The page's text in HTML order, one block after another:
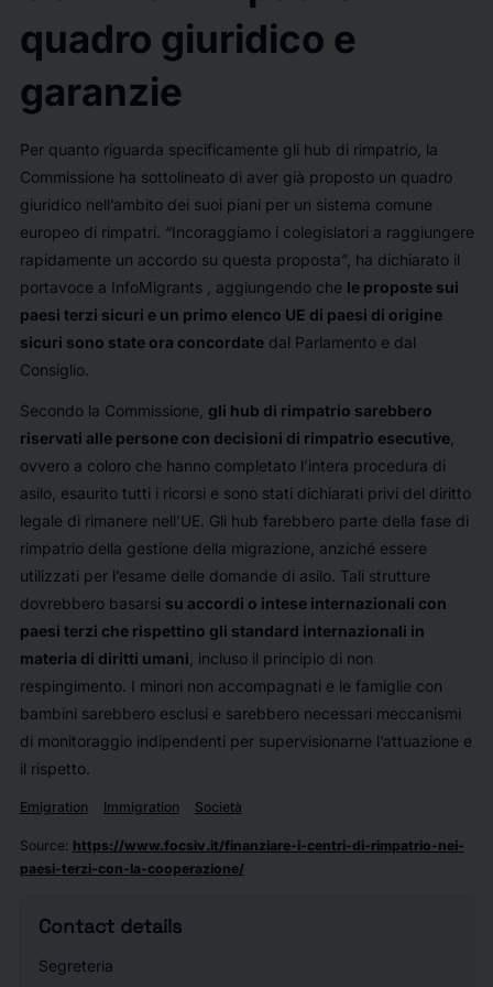
quadro giuridico e
garanzie
Per quanto riguarda specificamente gli hub di rimpatrio, la
Commissione ha sottolineato di aver già proposto un quadro
giuridico nell’ambito dei suoi piani per un sistema comune
europeo di rimpatri. “Incoraggiamo i colegislatori a raggiungere
rapidamente un accordo su questa proposta”, ha dichiarato il
portavoce a InfoMigrants, aggiungendo che le proposte sui
paesi terzi sicuri e un primo elenco UE di paesi di origine
sicuri sono state ora concordatedal Parlamento e dal
Consiglio.
Secondo la Commissione, gli hub di rimpatrio sarebbero
riservati alle persone con decisioni di rimpatrio esecutive,
ovvero a coloro che hanno completato l’intera procedura di
asilo, esaurito tutti i ricorsi e sono stati dichiarati privi del diritto
legale di rimanere nell’UE. Gli hub farebbero parte della fase di
rimpatrio della gestione della migrazione, anziché essere
utilizzati per l’esame delle domande di asilo. Tali strutture
dovrebbero basarsi su accordi o intese internazionali con
paesi terzi che rispettino gli standard internazionali in
materia di diritti umani , incluso il principio di non
respingimento. I minori non accompagnati e le famiglie con
bambini sarebbero esclusi e sarebbero necessari meccanismi
di monitoraggio indipendenti per supervisionarne l’attuazione e
il rispetto.
Emigration Immigration Società
Source: https://www.focsiv.it/finanziare-i-centri-di-rimpatrio-nei-
paesi-terzi-con-la-cooperazione/
Contact details
Segreteria